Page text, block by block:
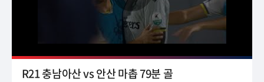
R21 충남아산 vs 안산 마촙 79분 골